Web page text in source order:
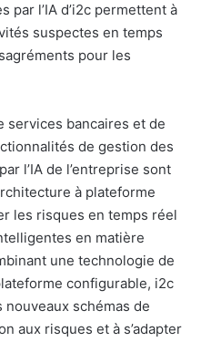
par l’IA d’i2c permettent à
suspectes en temps
pour les
services bancaires et de
de gestion des
l’IA de l’entreprise sont
à plateforme
les risques en temps réel
en matière
une technologie de
configurable, i2c
schémas de
aux risques et à s’adapter